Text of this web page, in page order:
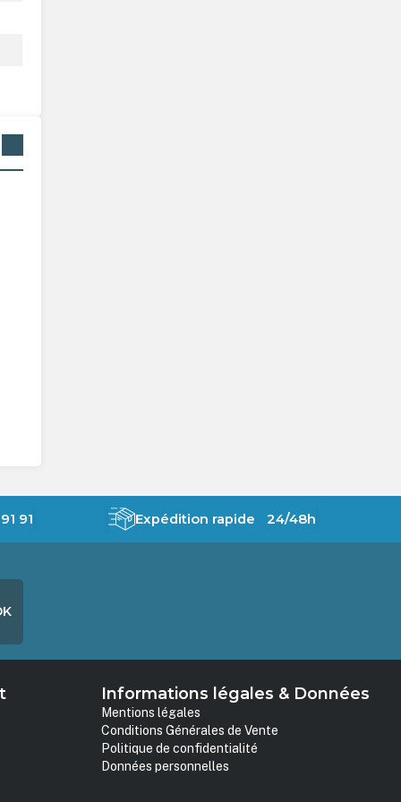
91 Expédition rapide 24/48h
Informations légales & Données
Mentions légales
Conditions Générales de Vente
Politique de confidentialité
Données personnelles